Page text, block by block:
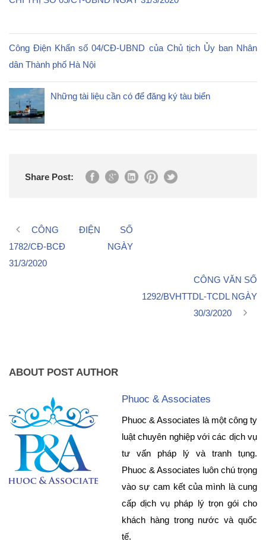
Công Điện Khẩn số 04/CĐ-UBND của Chủ tịch Ủy ban Nhân
dân Thành phố Hà Nội
Những tài liệu cần có để đăng ký tàu biển
Share Post:
CÔNG ĐIỆN SỐ
1782/CĐ-BCĐ NGÀY
31/3/2020
CÔNG VĂN SỐ
1292/BVHTTDL-TCDL NGÀY
30/3/2020
ABOUT POST AUTHOR
Phuoc & Associates
Phuoc & Associates là một công ty
luật chuyên nghiệp với các dịch vụ
tư vấn pháp lý và tranh tụng.
Phuoc & Associates luôn chú trọng
vào sự cam kết của mình là cung
cấp dịch vụ pháp lý trọn gói cho
khách hàng trong nước và quốc
tế.